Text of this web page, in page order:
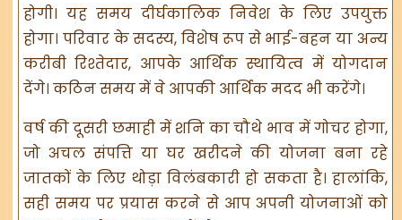
होगी। यह समय दीर्घकालिक निवेश के लिए उपयुक्त
होगा। परिवार के सदस्य, विशेष रूप से भाई-बहन या अन्य
करीबी रिश्तेदार, आपके आर्थिक स्थायित्व में योगदान
देंगे। कठिन समय में वे आपकी आर्थिक मदद भी करेंगे।
वर्ष की दूसरी छमाही में शनि का चौथे भाव में गोचर होगा,
जो अचल संपत्ति या घर खरीदने की योजना बना रहे
जातकों के लिए थोड़ा विलंबकारी हो सकता है। हालांकि,
सही समय पर प्रयास करने से आप अपनी योजनाओं को